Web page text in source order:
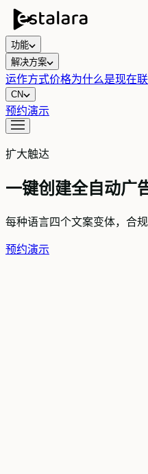
功能
解决方案
运作方式价格为什么是现在
CN
预约演示
扩大触达
一键创建全自动广
每种语言四个文案变体，合
预约演示